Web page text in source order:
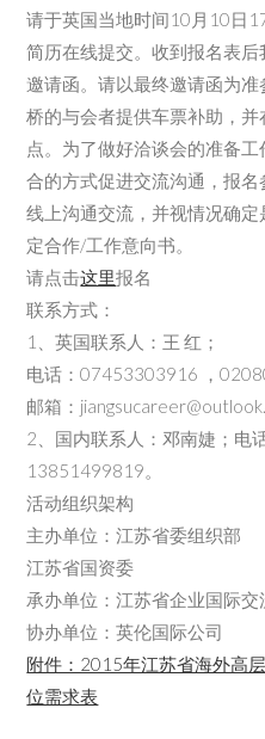
请于英国当地时间10月10日
简历在线提交。收到报名表
邀请函。请以最终邀请函为
桥的与会者提供车票补助，
点。为了做好洽谈会的准备
合的方式促进交流沟通，报
线上沟通交流，并视情况确
定合作/工作意向书。
请点击这里报名
联系方式：
1、英国联系人：王 红；
电话：07453303916 ，
邮箱：
2、国内联系人：邓南婕；电
13851499819。
活动组织架构
主办单位：江苏省委组织部
江苏省国资委
承办单位：江苏省企业国际交
协办单位：英伦国际公司
附件：2015年江苏省海外高
位需求表